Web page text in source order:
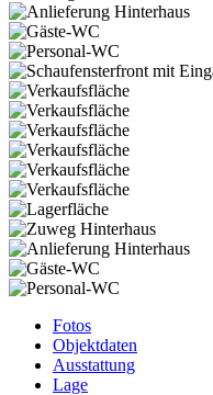
Fotos
Objektdaten
Ausstattung
Lage